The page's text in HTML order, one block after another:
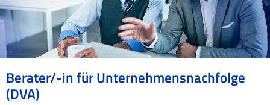
Berater/-in für Unternehmensnachfolge
(DVA)